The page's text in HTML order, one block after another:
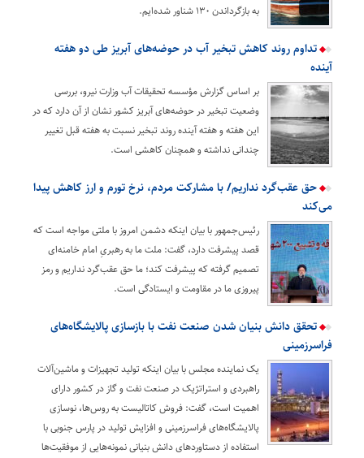
به بازگرداندن ۱۳۰ شناور شده‌ایم.
تداوم روند کاهش تبخیر آب در حوضه‌های آبریز طی دو هفته
آینده
بر اساس گزارش مؤسسه تحقیقات آب وزارت نیرو، بررسی
وضعیت تبخیر در حوضه‌های آبریز کشور نشان از آن دارد که در
این هفته و هفته آینده روند تبخیر نسبت به هفته قبل تغییر
چندانی نداشته و همچنان کاهشی است.
حق عقب‌گرد نداریم/ با مشارکت مردم، نرخ تورم و ارز کاهش پیدا
می‌کند
رئیس‌جمهور با بیان اینکه دشمن امروز با ملتی مواجه است که
قصد پیشرفت دارد، گفت: ملت ما به رهبریِ امام خامنه‌ای
تصمیم گرفته که پیشرفت کند؛ ما حق عقب‌گرد نداریم و رمز
پیروزی ما در مقاومت و ایستادگی است.
تحقق دانش بنیان شدن صنعت نفت با بازسازی پالایشگاه‌های
فراسرزمینی
یک نماینده مجلس با بیان اینکه تولید تجهیزات و ماشین‌آلات
راهبردی و استراتژیک در صنعت نفت و گاز در کشور دارای
اهمیت است، گفت: فروش کاتالیست به روس‌ها، نوسازی
پالایشگاه‌های فراسرزمینی و افزایش تولید در پارس جنوبی با
استفاده از دستاوردهای دانش بنیانی نمونه‌هایی از موفقیت‌ها